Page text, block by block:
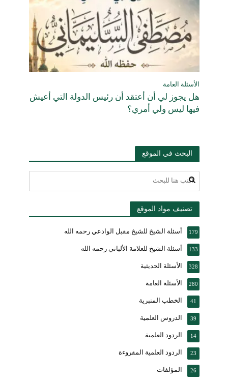
الأسئلة العامة
هل يجوز لي أن أعتقد أن رئيس الدولة التي أعيش
فيها ليس ولي أمري؟
البحث في الموقع
تصنيف مواد الموقع
أسئلة الشيخ للشيخ مقبل الوادعي رحمه الله 179
أسئلة الشيخ للعلامة الألباني رحمه الله 133
الأسئلة الحديثية 328
الأسئلة العامة 280
الخطب المنبرية 41
الدروس العلمية 39
الردود العلمية 14
الردود العلمية المقروءة 23
المؤلفات 26